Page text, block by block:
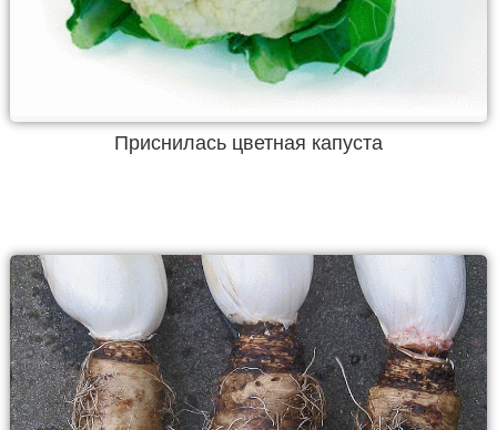
Приснилась цветная капуста